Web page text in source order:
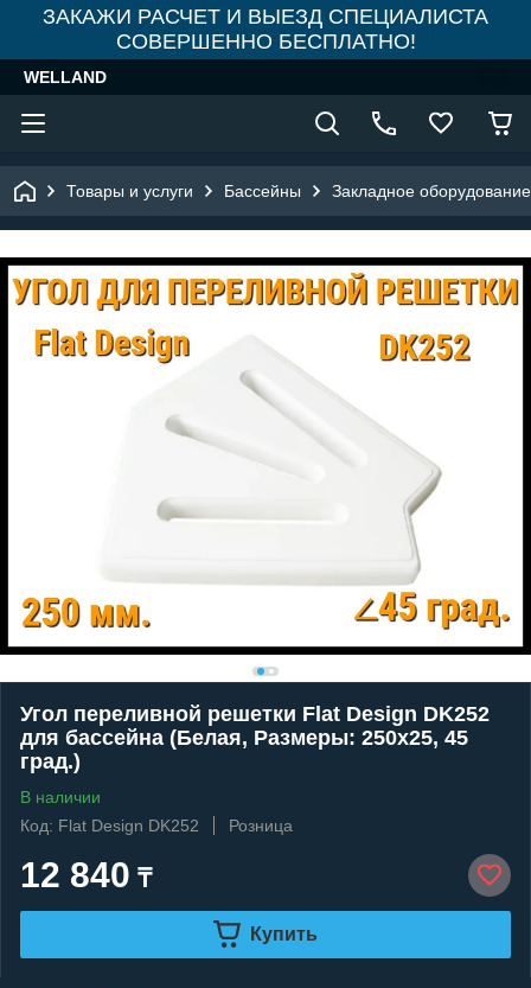
ЗАКАЖИ РАСЧЕТ И ВЫЕЗД СПЕЦИАЛИСТА
СОВЕРШЕННО БЕСПЛАТНО!
WELLAND
Товары и услуги Бассейны Закладное
Угол переливной решетки Flat Design DK252
для бассейна (Белая, Размеры: 250x25, 45
град.)
В наличии
Код: Flat Design DK252
Розница
12 840 ₸
Купить